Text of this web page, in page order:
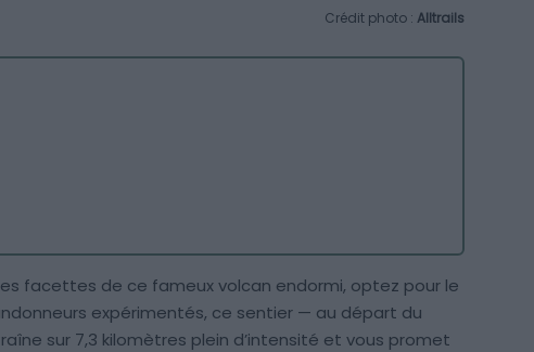
Crédit photo : Alltrails
facettes de ce fameux volcan endormi, optez pour le
expérimentés, ce sentier — au départ du
sur 7,3 kilomètres plein d’intensité et vous promet